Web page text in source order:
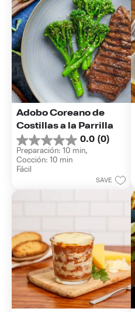
Adobo Coreano de
Costillas a la Parrilla
0.0 (0)
0.0
de
5
estrellas.
Preparación: 10 min,
Cocción: 10 min
Fácil
SAVE